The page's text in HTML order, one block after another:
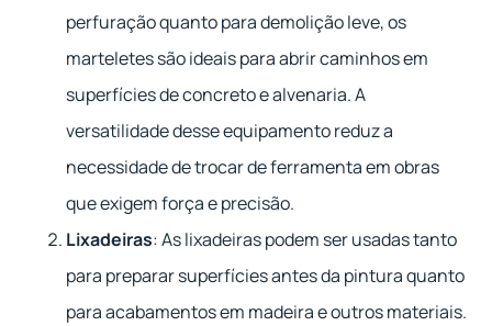
perfuração quanto para demolição leve, os
marteletes são ideais para abrir caminhos em
superfícies de concreto e alvenaria. A
versatilidade desse equipamento reduz a
necessidade de trocar de ferramenta em obras
que exigem força e precisão.
Lixadeiras: As lixadeiras podem ser usadas tanto
para preparar superfícies antes da pintura quanto
para acabamentos em madeira e outros materiais.